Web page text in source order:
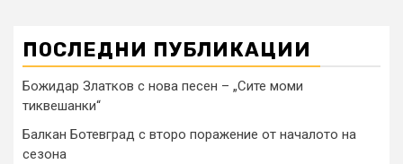
ПОСЛЕДНИ ПУБЛИКАЦИИ
Божидар Златков с нова песен – „Сите моми
тиквешанки“
Балкан Ботевград с второ поражение от началото на
сезона